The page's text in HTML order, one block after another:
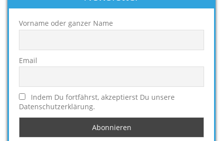
Vorname oder ganzer Name
Email
Indem Du fortfährst, akzeptierst Du unsere
Datenschutzerklärung.